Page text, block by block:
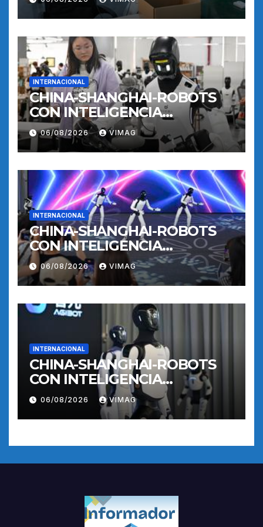
ENTRENAMIENTO
INTERNACIONAL
CHINA-SHANGHAI-ROBOTS
CON INTELIGENCIA
INCORPORADA-
ENTRENAMIENTO
06/08/2026 VIMAG
INTERNACIONAL
CHINA-SHANGHAI-ROBOTS
CON INTELIGENCIA
INCORPORADA-
ENTRENAMIENTO
06/08/2026 VIMAG
INTERNACIONAL
CHINA-SHANGHAI-ROBOTS
CON INTELIGENCIA
INCORPORADA-
ENTRENAMIENTO
06/08/2026 VIMAG